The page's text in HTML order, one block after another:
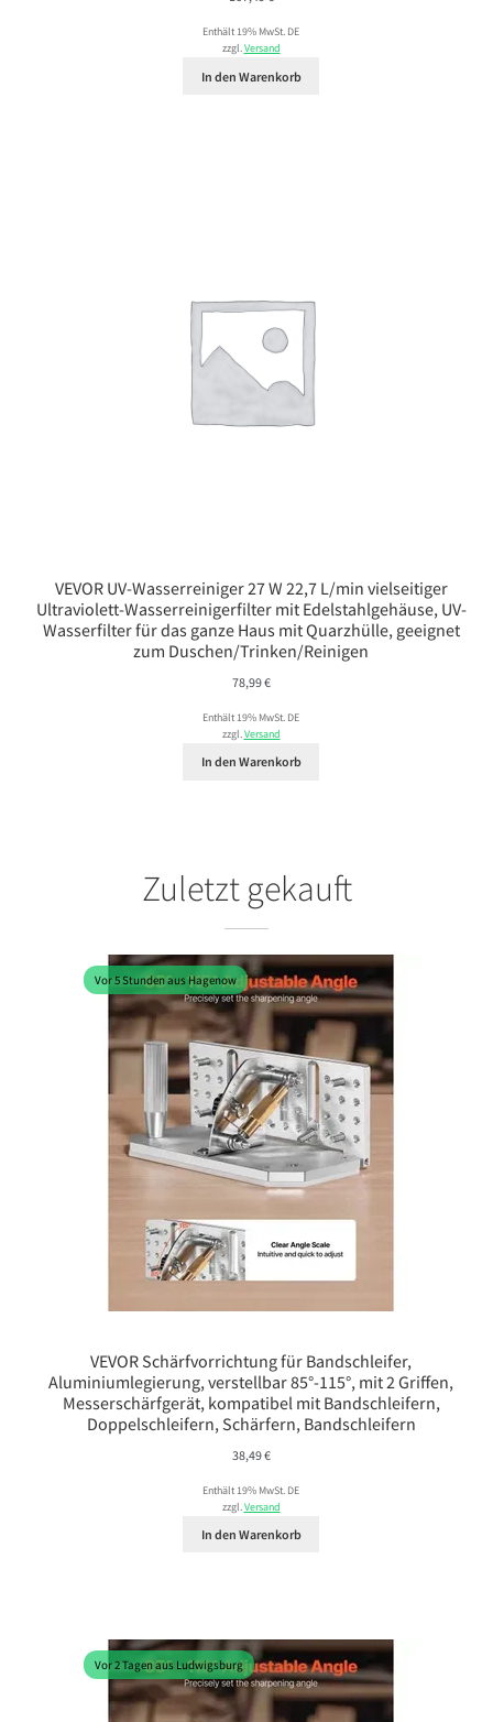
Enthält 19% MwSt. DE
zzgl.Versand
In den Warenkorb
VEVOR UV-Wasserreiniger 27 W 22,7 L/min vielseitiger
Ultraviolett-Wasserreinigerfilter mit Edelstahlgehäuse, UV-
Wasserfilter für das ganze Haus mit Quarzhülle, geeignet
zum Duschen/Trinken/Reinigen
78,99€
Enthält 19% MwSt. DE
zzgl.Versand
In den Warenkorb
Zuletzt gekauft
Vor 5 Stunden aus Hagenow
VEVOR Schärfvorrichtung für Bandschleifer,
Aluminiumlegierung, verstellbar 85°-115°, mit 2 Griffen,
Messerschärfgerät, kompatibel mit Bandschleifern,
Doppelschleifern, Schärfern, Bandschleifern
38,49€
Enthält 19% MwSt. DE
zzgl.Versand
In den Warenkorb
Vor 2 Tagen aus Ludwigsburg